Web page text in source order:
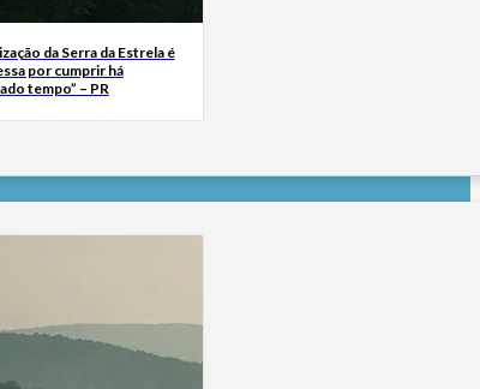
da Serra da Estrela é
por cumprir há
tempo” – PR